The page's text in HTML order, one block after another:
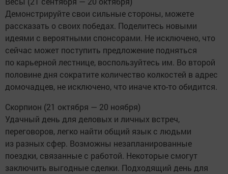
Демонстрируйте свои сильные стороны, можете
рассказать о своих победах. Поделитесь новыми
идеями с вероятными спонсорами. Не исключено, что
сейчас может поступить предложение подняться
по карьерной лестнице, воспользуйтесь им. Во второй
половине дня сократите количество колкостей в адрес
домочадцев, не исключено, что иначе кто-то обидится.
Скорпион (21 октября — 20 ноября)
Удачный день для деловых и личных встреч,
переговоров, легко найти общий язык с людьми
из разных сфер. Возможны незапланированные
поездки, связанные с работой. Некоторые смогут
заключить выгодные сделки. Подходящий день для